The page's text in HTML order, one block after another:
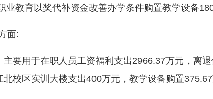
教育以奖代补资金改善办学条件购置教学设备
面:
用于在职人员工资福利支出2966.37万元，离退
校区实训大楼支出400万元，教学设备购置